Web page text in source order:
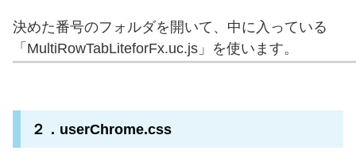
決めた番号のフォルダを開いて、中に入っている
「MultiRowTabLiteforFx.uc.js」を使います。
２．userChrome.css